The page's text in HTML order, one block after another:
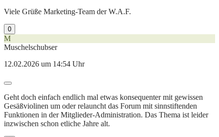
Viele Grüße Marketing-Team der W.A.F.
0
M
Muschelschubser
12.02.2026 um 14:54 Uhr
Geht doch einfach endlich mal etwas konsequenter mit gewissen
Gesäßviolinen um oder relauncht das Forum mit sinnstiftenden
Funktionen in der Mitglieder-Administration. Das Thema ist leider
inzwischen schon etliche Jahre alt.